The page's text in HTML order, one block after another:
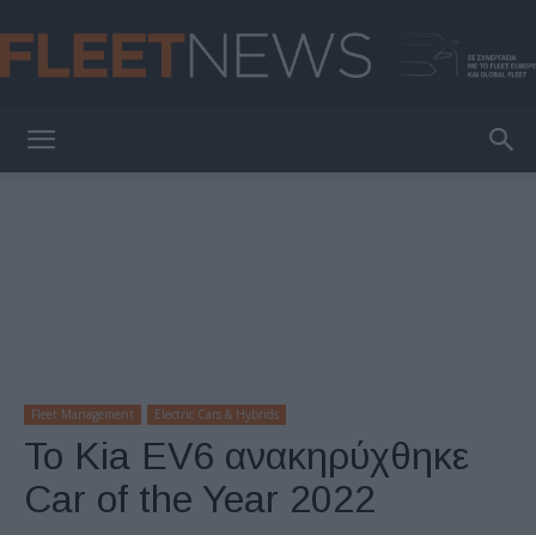
Fleet Management Electric Cars & Hybrids
Το Kia EV6 ανακηρύχθηκε
Car of the Year 2022